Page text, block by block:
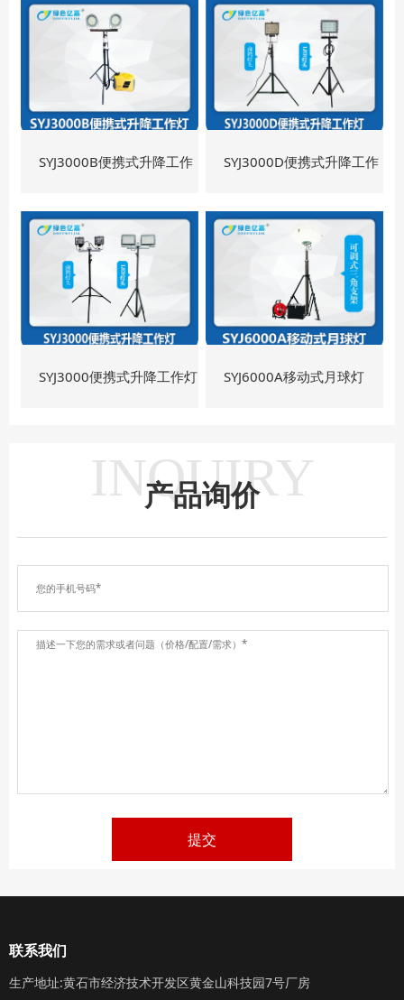
明装置 灯
SYJ3000B便携式升降工作
灯
SYJ3000D便携式升降工作
灯
SYJ3000便携式升降工作灯 SYJ6000A移动式月球灯
INQUIRY
产品询价
提交
联系我们
生产地址:黄石市经济技术开发区黄金山科技园7号厂房